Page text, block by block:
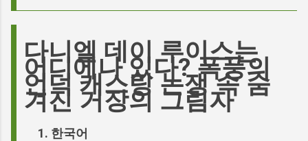
다니엘 데이 루이스는
어디에나 있다? 폭풍의
언덕 캐스팅 논쟁 속 숨
겨진 거장의 그림자
한국어